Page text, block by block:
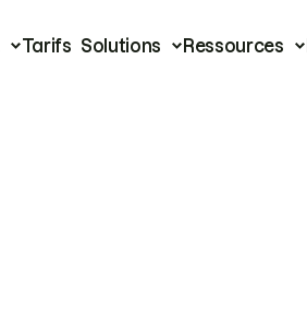
Tarifs Solutions Ressources